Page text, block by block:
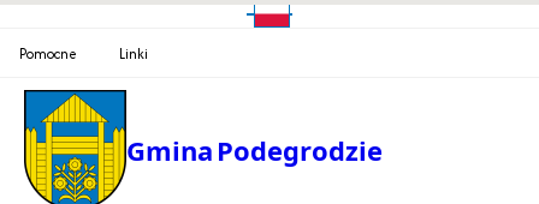
Pomocne Linki
Gmina Podegrodzie